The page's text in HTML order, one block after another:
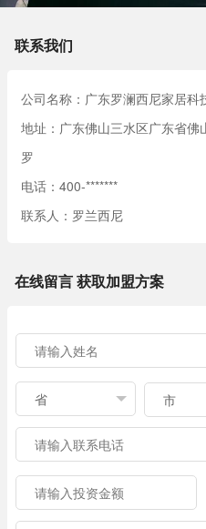
联系我们
公司名称：广东罗澜西尼家居科
地址：广东佛山三水区广东省
罗
电话：400-*******
联系人：罗兰西尼
在线留言 获取加盟方案